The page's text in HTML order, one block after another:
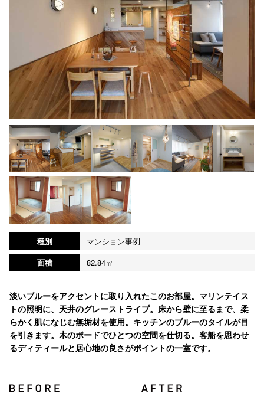
種別
マンション事例
面積
82.84㎡
淡いブルーをアクセントに取り入れたこのお部屋。マリンテイス
トの照明に、天井のグレーストライプ。床から壁に至るまで、柔
らかく肌になじむ無垢材を使用。キッチンのブルーのタイルが目
を引きます。木のボードでひとつの空間を仕切る。客船を思わせ
るディティールと居心地の良さがポイントの一室です。